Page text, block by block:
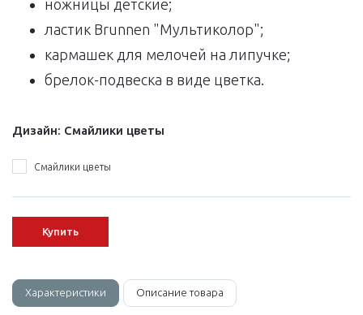
ножницы детские;
ластик Brunnen "Мультиколор";
кармашек для мелочей на липучке;
брелок-подвеска в виде цветка.
Дизайн: Смайлики цветы
Смайлики цветы
Купить
Характеристики Описание товара